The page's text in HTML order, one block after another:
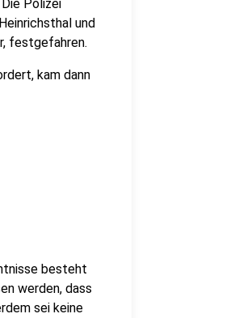
Polizei
und
festgefahren.
kam dann
besteht
werden, dass
sei keine